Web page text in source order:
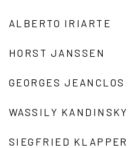
ALBERTO IRIARTE
HORST JANSSEN
GEORGES JEANCLOS
WASSILY KANDINSKY
SIEGFRIED KLAPPER